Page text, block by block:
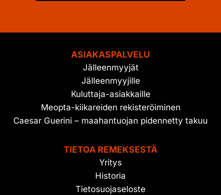
ASIAKASPALVELU
Jälleenmyyjät
Jälleenmyyjille
Kuluttaja-asiakkaille
Meopta-kiikareiden rekisteröiminen
Caesar Guerini – maahantuojan pidennetty takuu
TIETOA REMEKSESTÄ
Yritys
Historia
Tietosuojaseloste